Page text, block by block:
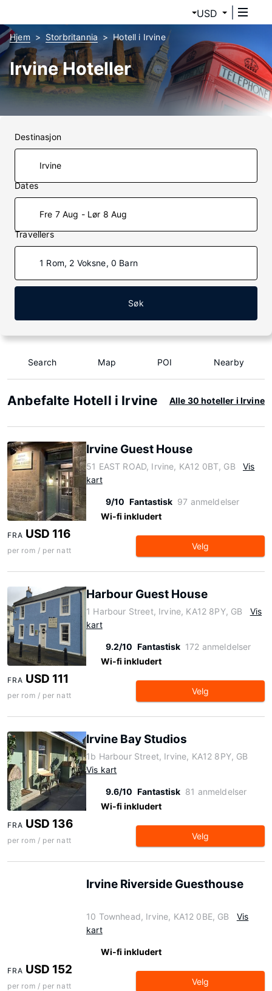
USD
Hjem Storbritannia Hotell i Irvine
Irvine Hoteller
Destinasjon
Dates
Fre 7 Aug - Lør 8 Aug
Travellers
1 Rom, 2 Voksne, 0 Barn
Søk
Search Map POI Nearby
Anbefalte Hotell i Irvine Alle 30 hoteller i Irvine
Irvine Guest House
51 EAST ROAD, Irvine, KA12 0BT, GB
Vis
kart
9/10 Fantastisk 97 anmeldelser
Wi-fi inkludert
FRA USD 116
per rom / per natt Velg
Harbour Guest House
1 Harbour Street, Irvine, KA12 8PY, GB
Vis
kart
9.2/10 Fantastisk 172 anmeldelser
Wi-fi inkludert
FRA USD 111
per rom / per natt Velg
Irvine Bay Studios
1b Harbour Street, Irvine, KA12 8PY, GB
Vis kart
9.6/10 Fantastisk 81 anmeldelser
Wi-fi inkludert
FRA USD 136
per rom / per natt Velg
Irvine Riverside Guesthouse
10 Townhead, Irvine, KA12 0BE, GB
Vis
kart
Wi-fi inkludert
FRA USD 152
per rom / per natt Velg